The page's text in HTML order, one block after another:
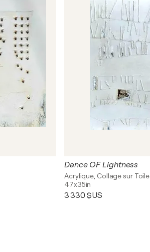
Dance OF Lightness
Acrylique, Collage sur Toile
47x35in
3 330 $US